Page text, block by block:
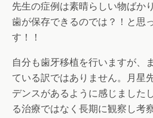
先生の症例は素晴らしい物ばか
歯が保存できるのでは？！と思
す！！
自分も歯牙移植を行いますが、
ている訳ではありません。月星
デンスがあるように感じました
る治療ではなく長期に観察し考